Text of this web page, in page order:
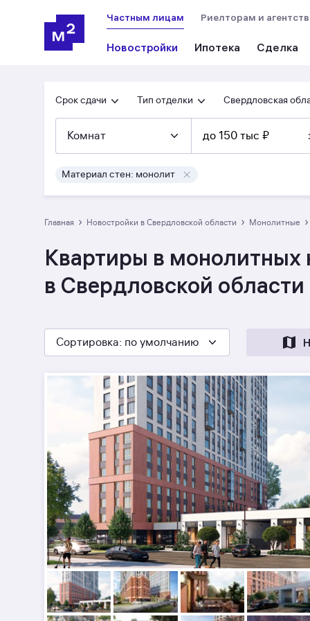
Частным лицам
Новостройки Ипотека Сделка
Риелторам и
Срок сдачи Тип отделки Свердловская
Комнат до 150 тыс ₽
Материал стен: монолит
Главная › Новостройки в Свердловской области › монолитные ›
Квартиры в монолитных
в Свердловской области
Сортировка: по умолчанию